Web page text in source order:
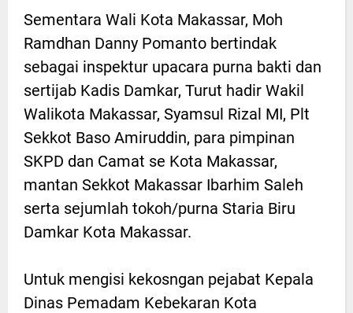
Sementara Wali Kota Makassar, Moh
Ramdhan Danny Pomanto bertindak
sebagai inspektur upacara purna bakti dan
sertijab Kadis Damkar, Turut hadir Wakil
Walikota Makassar, Syamsul Rizal MI, Plt
Sekkot Baso Amiruddin, para pimpinan
SKPD dan Camat se Kota Makassar,
mantan Sekkot Makassar Ibarhim Saleh
serta sejumlah tokoh/purna Staria Biru
Damkar Kota Makassar.
Untuk mengisi kekosngan pejabat Kepala
Dinas Pemadam Kebekaran Kota